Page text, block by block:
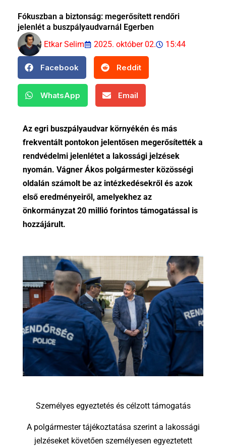
Fókuszban a biztonság: megerősített rendőri
jelenlét a buszpályaudvarnál Egerben
Etkar Selim
2025. október 02. 15:44
Facebook Reddit
WhatsApp Email
Az egri buszpályaudvar környékén és más
frekventált pontokon jelentősen megerősítették a
rendvédelmi jelenlétet a lakossági jelzések
nyomán. Vágner Ákos polgármester közösségi
oldalán számolt be az intézkedésekről és azok
első eredményeiről, amelyekhez az
önkormányzat 20 millió forintos támogatással is
hozzájárult.
Személyes egyeztetés és célzott támogatás
A polgármester tájékoztatása szerint a lakossági
jelzéseket követően személyesen egyeztetett